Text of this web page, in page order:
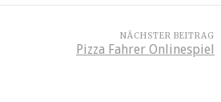
NÄCHSTER BEITRAG
Pizza Fahrer Onlinespiel